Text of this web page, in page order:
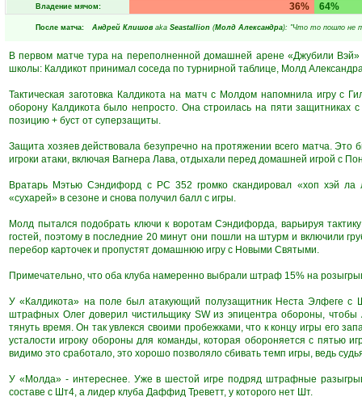
Владение мячом: 36% 64%
После матча: Андрей Клишов aka Seastallion (Молд Александра): "Что то пошло не
В первом матче тура на переполненной домашней арене «Джубили Вэй»
школы: Калдикот принимал соседа по турнирной таблице, Молд
Тактическая заготовка Калдикота на матч с Молдом напомнила игру с
оборону Калдикота было непросто. Она строилась на пяти защитниках
позицию + буст от суперзащиты.
Защита хозяев действовала безупречно на протяжении всего матча. Это
игроки атаки, включая Вагнера Лава, отдыхали перед домашней игрой с
Вратарь Мэтью Сэндифорд с РС 352 громко скандировал «хоп хэй
«сухарей» в сезоне и снова получил балл с игры.
Молд пытался подобрать ключи к воротам Сэндифорда, варьируя
гостей, поэтому в последние 20 минут они пошли на штурм и включили
перебор карточек и пропустят домашнюю игру с Новыми Святыми.
Примечательно, что оба клуба намеренно выбрали штраф 15% на
У «Калдикота» на поле был атакующий полузащитник Неста Элфеге с
штрафных Олег доверил чистильщику SW из эпицентра обороны,
тянуть время. Он так увлекся своими пробежками, что к концу игры его
усталости игроку обороны для команды, которая обороняется с пятью
видимо это сработало, это хорошо позволяло сбивать темп игры, ведь
У «Молда» - интереснее. Уже в шестой игре подряд штрафные
составе с Шт4, а лидер клуба Даффид Треветт, у которого нет Шт.